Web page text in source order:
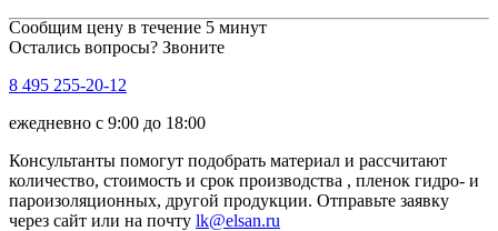
Сообщим цену в течение 5 минут
Остались вопросы? Звоните
8 495 255-20-12
ежедневно с 9:00 до 18:00
Консультанты помогут подобрать материал и рассчитают
количество, стоимость и срок производства , пленок гидро- и
пароизоляционных, другой продукции. Отправьте заявку
через сайт или на почту lk@elsan.ru